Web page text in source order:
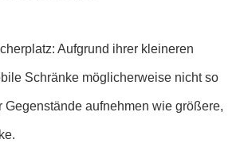
Aufgrund ihrer kleineren
Schränke möglicherweise nicht so
Gegenstände aufnehmen wie größere,